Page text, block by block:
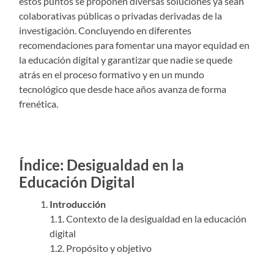
colaborativas públicas o privadas derivadas de la
investigación. Concluyendo en diferentes
recomendaciones para fomentar una mayor equidad en
la educación digital y garantizar que nadie se quede
atrás en el proceso formativo y en un mundo
tecnológico que desde hace años avanza de forma
frenética.
Índice: Desigualdad en la
Educación Digital
Introducción
1.1. Contexto de la desigualdad en la educación
digital
1.2. Propósito y objetivo